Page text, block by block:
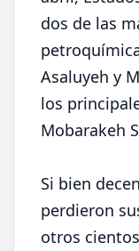
dos de las
Asaluyeh y
los
Mobarakeh
Si bien
perdieron
otros